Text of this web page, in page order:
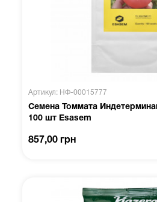
Артикул: НФ-00015777
Семена Томмата
100 шт Esasem
857,00 грн